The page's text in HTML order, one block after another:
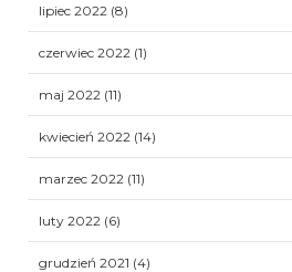
lipiec 2022 (8)
czerwiec 2022 (1)
maj 2022 (11)
kwiecień 2022 (14)
marzec 2022 (11)
luty 2022 (6)
grudzień 2021 (4)